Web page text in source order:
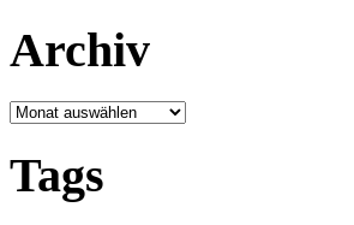
Archiv
Archiv
Tags